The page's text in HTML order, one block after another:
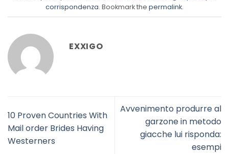
corrispondenza. Bookmark the permalink.
EXXIGO
10 Proven Countries With
Mail order Brides Having
Westerners
Avvenimento produrre al
garzone in metodo
giacche lui risponda:
esempi